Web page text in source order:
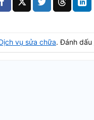
tiếng
vụ sửa chữa. Đánh dấu